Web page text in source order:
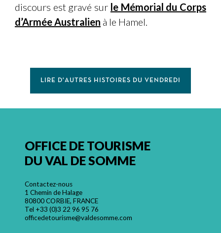
discours est gravé sur le Mémorial du Corps
d’Armée Australien à le Hamel.
LIRE D'AUTRES HISTOIRES DU VENDREDI
OFFICE DE TOURISME
DU VAL DE SOMME
Contactez-nous
1 Chemin de Halage
80800 CORBIE, FRANCE
Tel +33 (0)3 22 96 95 76
officedetourisme@valdesomme.com